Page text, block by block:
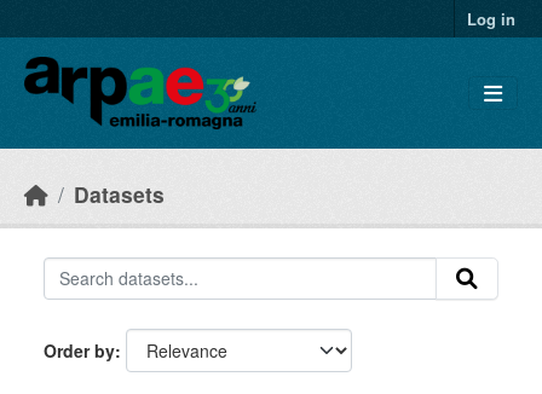
Log in
Datasets
Order by